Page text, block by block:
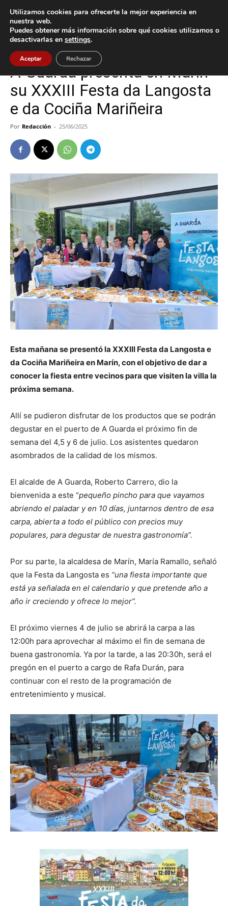
Inicio A Guarda
A Guarda
A Guarda presenta en Marín
su XXXIII Festa da Langosta
e da Cociña Mariñeira
Por Redacción - 25/06/2025
Esta mañana se presentó la XXXIII Festa da Langosta e
da Cociña Mariñeira en Marín, con el objetivo de dar a
conocer la fiesta entre vecinos para que visiten la villa la
próxima semana.
Allí se pudieron disfrutar de los productos que se podrán
degustar en el puerto de A Guarda el próximo fin de
semana del 4,5 y 6 de julio. Los asistentes quedaron
asombrados de la calidad de los mismos.
El alcalde de A Guarda, Roberto Carrero, dio la
bienvenida a este “pequeño pincho para que vayamos
abriendo el paladar y en 10 días, juntarnos dentro de esa
carpa, abierta a todo el público con precios muy
populares, para degustar de nuestra gastronomía”.
Por su parte, la alcaldesa de Marín, María Ramallo, señaló
que la Festa da Langosta es “una fiesta importante que
está ya señalada en el calendario y que pretende año a
año ir creciendo y ofrece lo mejor”.
El próximo viernes 4 de julio se abrirá la carpa a las
12:00h para aprovechar al máximo el fin de semana de
buena gastronomía. Ya por la tarde, a las 20:30h, será el
pregón en el puerto a cargo de Rafa Durán, para
continuar con el resto de la programación de
entretenimiento y musical.
Utilizamos cookies para ofrecerte la mejor experiencia en
nuestra web.
Puedes obtener más información sobre qué cookies utilizamos o
desactivarlas en settings.
Aceptar Rechazar